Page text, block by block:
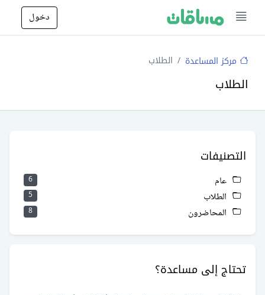
دخول
مركز المساعدة الطلاب
الطلاب
التصنيفات
عام 6
الطلاب 5
المحاضرون 8
تحتاج إلى مساعدة؟